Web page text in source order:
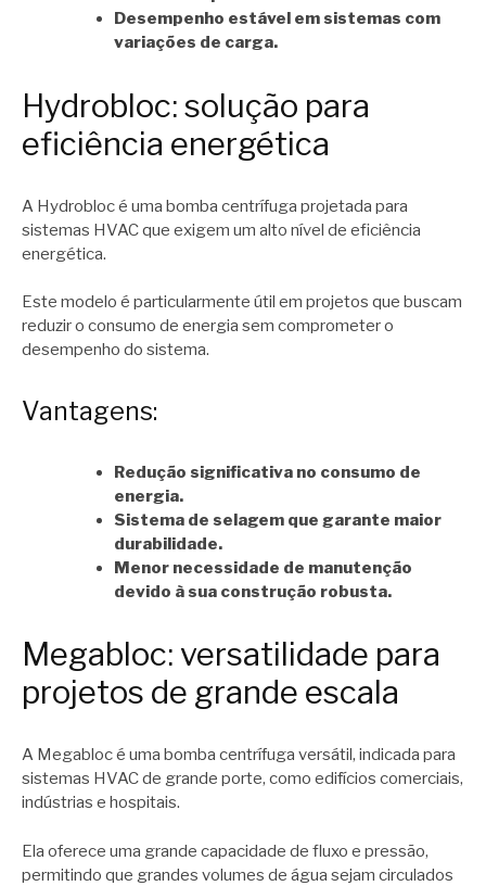
Desempenho estável em sistemas com
variações de carga.
Hydrobloc: solução para
eficiência energética
A Hydrobloc é uma bomba centrífuga projetada para
sistemas HVAC que exigem um alto nível de eficiência
energética.
Este modelo é particularmente útil em projetos que buscam
reduzir o consumo de energia sem comprometer o
desempenho do sistema.
Vantagens:
Redução significativa no consumo de
energia.
Sistema de selagem que garante maior
durabilidade.
Menor necessidade de manutenção
devido à sua construção robusta.
Megabloc: versatilidade para
projetos de grande escala
A Megabloc é uma bomba centrífuga versátil, indicada para
sistemas HVAC de grande porte, como edifícios comerciais,
indústrias e hospitais.
Ela oferece uma grande capacidade de fluxo e pressão,
permitindo que grandes volumes de água sejam circulados